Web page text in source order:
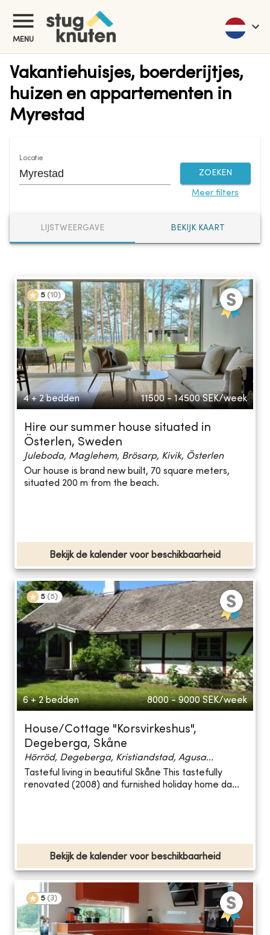
MENU
Vakantiehuisjes, boerderijtjes,
huizen en appartementen in
Myrestad
Locatie
ZOEKEN
Meer filters
LIJSTWEERGAVE BEKIJK KAART
5 (10)
4 + 2 bedden 11500 - 14500 SEK/week
Hire our summer house situated in
Österlen, Sweden
Juleboda, Maglehem, Brösarp, Kivik, Österlen
Our house is brand new built, 70 square meters,
situated 200 m from the beach.
Bekijk de kalender voor beschikbaarheid
5 (5)
6 + 2 bedden 8000 - 9000 SEK/week
House/Cottage "Korsvirkeshus",
Degeberga, Skåne
Hörröd, Degeberga, Kristiandstad, Agusa...
Tasteful living in beautiful Skåne This tastefully
renovated (2008) and furnished holiday home da...
Bekijk de kalender voor beschikbaarheid
5 (3)